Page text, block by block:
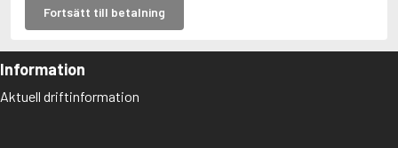
Fortsätt till betalning
Information
Aktuell driftinformation